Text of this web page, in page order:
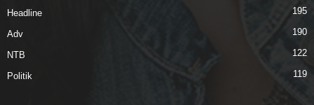
Headline 195
Adv 190
NTB 122
Politik 119